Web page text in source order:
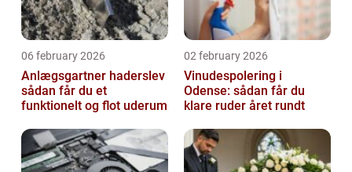
06 february 2026
Anlægsgartner haderslev
sådan får du et
funktionelt og flot uderum
02 february 2026
Vinudespolering i
Odense: sådan får du
klare ruder året rundt